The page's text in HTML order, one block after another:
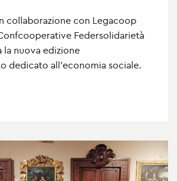
collaborazione con Legacoop
Federsolidarietà
la nuova edizione
dedicato all'economia sociale.